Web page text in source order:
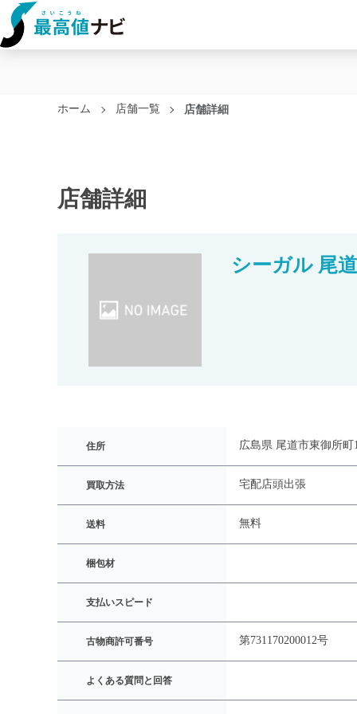
ホーム 店舗一覧 店舗詳細
店舗詳細
シーガル 尾
住所 広島県 尾道市東御所町
買取方法 宅配店頭出張
送料 無料
梱包材
支払いスピード
古物商許可番号 第731170200012号
よくある質問と回答